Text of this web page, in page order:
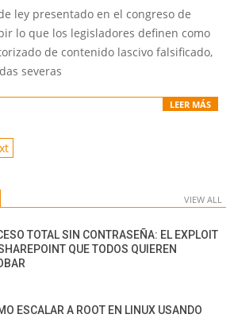
ley presentado en el congreso de
lo que los legisladores definen como
de contenido lascivo falsificado,
severas
LEER MÁS
VIEW ALL
TOTAL SIN CONTRASEÑA: EL EXPLOIT
QUE TODOS QUIEREN
ESCALAR A ROOT EN LINUX USANDO